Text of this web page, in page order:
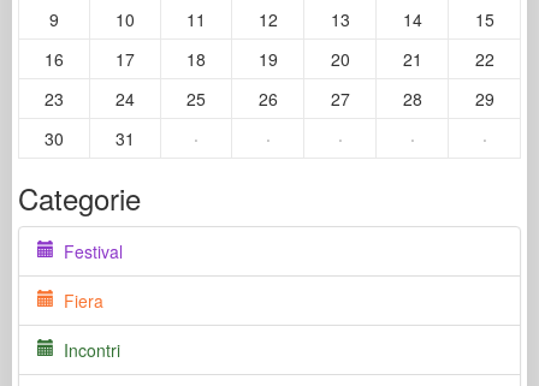
9 10 11 12 13 14
15
16
17 18 19 20 21
22
23
24 25 26 27 28
29
30
31 · · · · ·
Categorie
Festival
Fiera
Incontri